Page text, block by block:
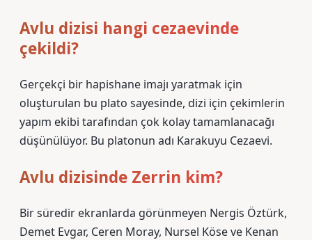
Avlu dizisi hangi cezaevinde
çekildi?
Gerçekçi bir hapishane imajı yaratmak için
oluşturulan bu plato sayesinde, dizi için çekimlerin
yapım ekibi tarafından çok kolay tamamlanacağı
düşünülüyor. Bu platonun adı Karakuyu Cezaevi.
Avlu dizisinde Zerrin kim?
Bir süredir ekranlarda görünmeyen Nergis Öztürk,
Demet Evgar, Ceren Moray, Nursel Köse ve Kenan